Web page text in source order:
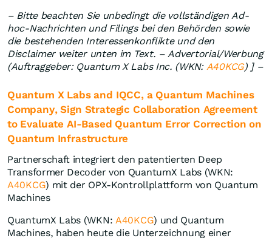
– Bitte beachten Sie unbedingt die vollständigen Ad-
hoc-Nachrichten und Filings bei den Behörden sowie
die bestehenden Interessenkonflikte und den
Disclaimer weiter unten im Text. – Advertorial/Werbung
(Auftraggeber: Quantum X Labs Inc. (WKN: A40KCG) ] –
Quantum X Labs and IQCC, a Quantum Machines
Company, Sign Strategic Collaboration Agreement
to Evaluate AI-Based Quantum Error Correction on
Quantum Infrastructure
Partnerschaft integriert den patentierten Deep
Transformer Decoder von QuantumX Labs (WKN:
A40KCG) mit der OPX-Kontrollplattform von Quantum
Machines
QuantumX Labs (WKN: A40KCG) und Quantum
Machines, haben heute die Unterzeichnung einer